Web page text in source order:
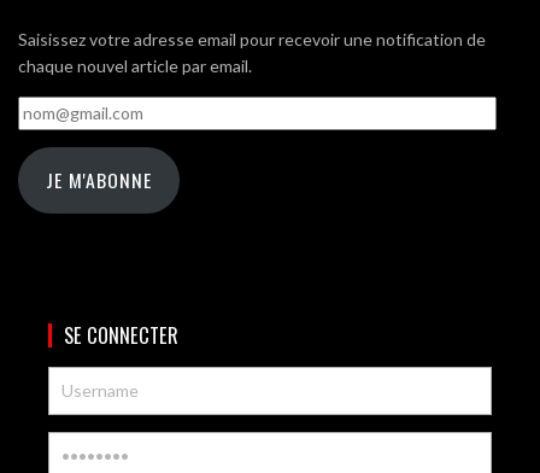
Saisissez votre adresse email pour recevoir une notification de
chaque nouvel article par email.
nom@gmail.com
JE M'ABONNE
SE CONNECTER